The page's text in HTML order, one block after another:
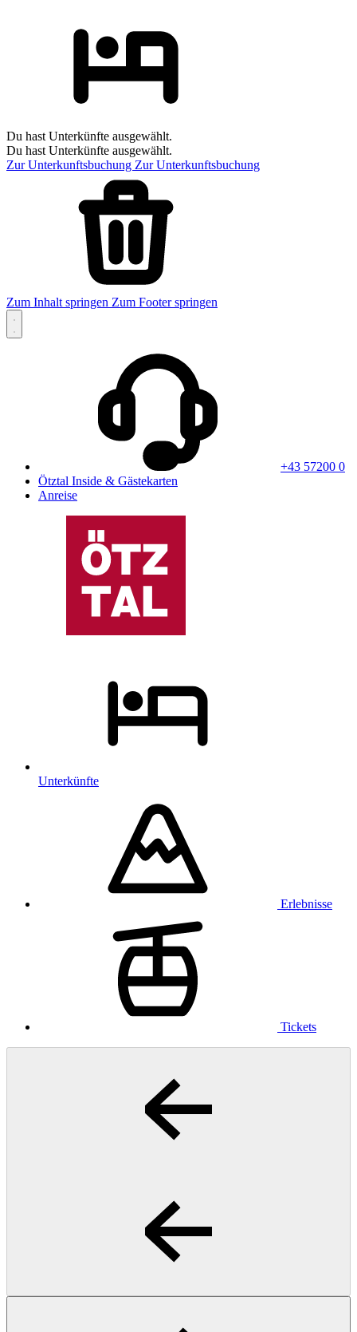
Du hast Unterkünfte ausgewählt.
Du hast Unterkünfte ausgewählt.
Zur Unterkunftsbuchung Zur Unterkunftsbuchung
Zum Inhalt springen Zum Footer springen
+43 57200 0
Ötztal Inside & Gästekarten
Anreise
Unterkünfte
Erlebnisse
Tickets